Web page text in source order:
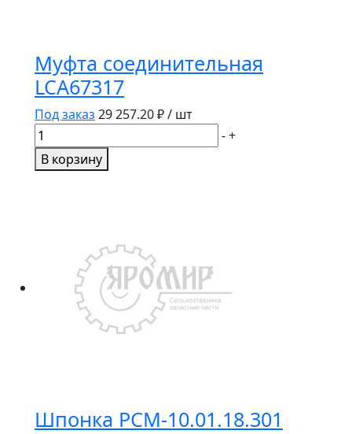
Муфта соединительная
LCA67317
Под заказ 29 257.20₽ / шт
Количество
товара
Муфта
-+
В корзину
Шпонка РСМ-10.01.18.301